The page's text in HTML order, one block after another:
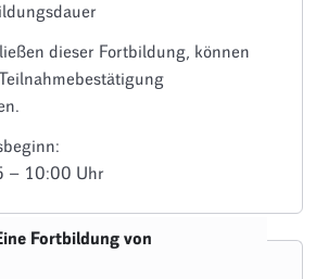
dieser Fortbildung, können
– 10:00 Uhr
Fortbildung von